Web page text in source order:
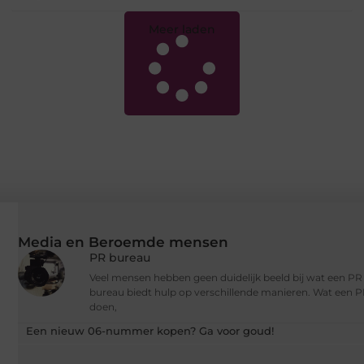
Meer laden
Media en Beroemde mensen
PR bureau
Veel mensen hebben geen duidelijk beeld bij wat een
bureau biedt hulp op verschillende manieren. Wat een
doen,
Een nieuw 06-nummer kopen? Ga voor goud!